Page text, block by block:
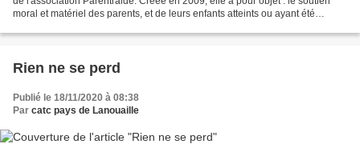
moral et matériel des parents, et de leurs enfants atteints ou ayant été
Rien ne se perd
Publié le 18/11/2020 à 08:38
Par catc pays de Lanouaille